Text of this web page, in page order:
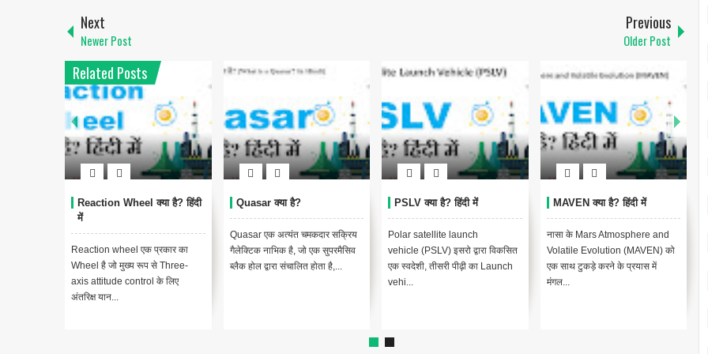
Next
Newer Post
Previous
Older Post
Related Posts
Reaction Wheel क्या है? हिंदी
में
Reaction wheel एक प्रकार का
Wheel है जो मुख्य रूप से Three-
axis attitude control के लिए
अंतरिक्ष यान...
Quasar क्या है?
Quasar एक अत्यंत चमकदार सक्रिय
गैलेक्टिक नाभिक है, जो एक सुपरमैसिव
ब्लैक होल द्वारा संचालित होता है,...
PSLV क्या है? हिंदी में
Polar satellite launch
vehicle (PSLV) इसरो द्वारा विकसित
एक स्वदेशी, तीसरी पीढ़ी का Launch
vehi...
MAVEN क्या है? हिंदी में
नासा के Mars Atmosphere and
Volatile Evolution (MAVEN) को
एक साथ टुकड़े करने के प्रयास में
मंगल...